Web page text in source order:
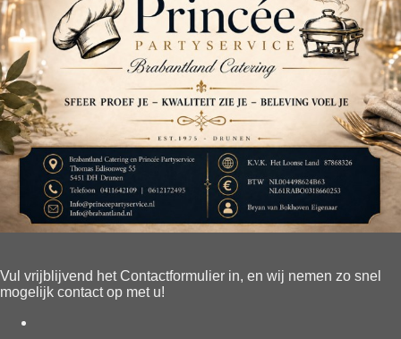
Vul vrijblijvend het Contactformulier in, en wij nemen zo snel
mogelijk contact op met u!